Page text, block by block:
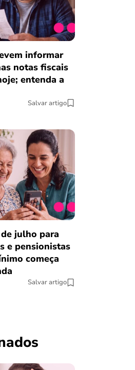
informar
notas fiscais
entenda a
Salvar artigo
julho para
e pensionistas
começa
Salvar artigo